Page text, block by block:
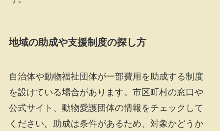
地域の助成や支援制度の探し方
自治体や動物福祉団体が一部費用を助成する制度
を設けている場合があります。市区町村の窓口や
公式サイト、動物愛護団体の情報をチェックして
ください。助成は条件があるため、対象かどうか